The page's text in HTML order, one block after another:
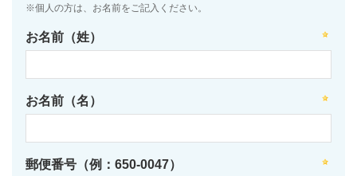
※個人の方は、お名前をご記入ください。
お名前（姓）
お名前（名）
郵便番号（例：650-0047）